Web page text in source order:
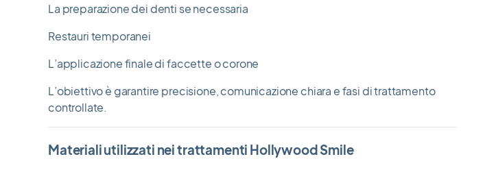
La preparazione dei denti se necessaria
Restauri temporanei
L’applicazione finale di faccette o corone
L’obiettivo è garantire precisione, comunicazione chiara e fasi di trattamento
controllate.
Materiali utilizzati nei trattamenti Hollywood Smile